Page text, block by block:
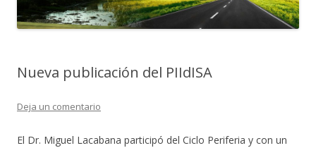
Nueva publicación del PIIdISA
Deja un comentario
El Dr. Miguel Lacabana participó del Ciclo Periferia y con un